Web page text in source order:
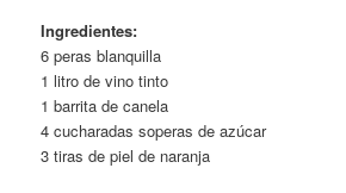
Ingredientes:
6 peras blanquilla
1 litro de vino tinto
1 barrita de canela
4 cucharadas soperas de azúcar
3 tiras de piel de naranja